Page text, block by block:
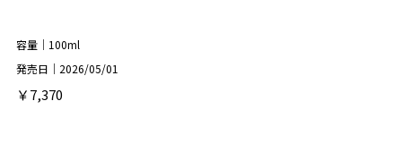
容量｜100ml
発売日｜2026/05/01
￥7,370